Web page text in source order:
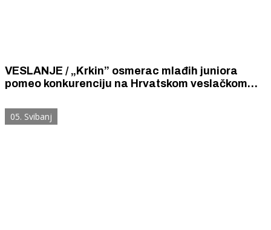
VESLANJE / „Krkin” osmerac mlađih juniora
pomeo konkurenciju na Hrvatskom veslačkom
05. Svibanj